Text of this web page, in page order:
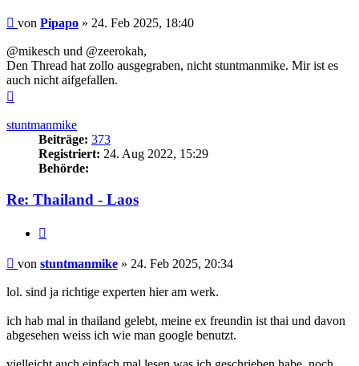
Beitrag
von Pipapo » 24. Feb 2025, 18:40
@mikesch und @zeerokah,
Den Thread hat zollo ausgegraben, nicht stuntmanmike. Mir ist es
auch nicht aifgefallen.
stuntmanmike
Beiträge: 373
Registriert: 24. Aug 2022, 15:29
Behörde:
Re: Thailand - Laos
Beitrag
von stuntmanmike » 24. Feb 2025, 20:34
lol. sind ja richtige experten hier am werk.
ich hab mal in thailand gelebt, meine ex freundin ist thai und davon
abgesehen weiss ich wie man google benutzt.